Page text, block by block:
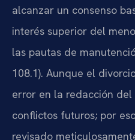
alcanzar un consenso
interés superior del
las pautas de
108.1). Aunque el
error en la redacción
conflictos futuros; por
revisado